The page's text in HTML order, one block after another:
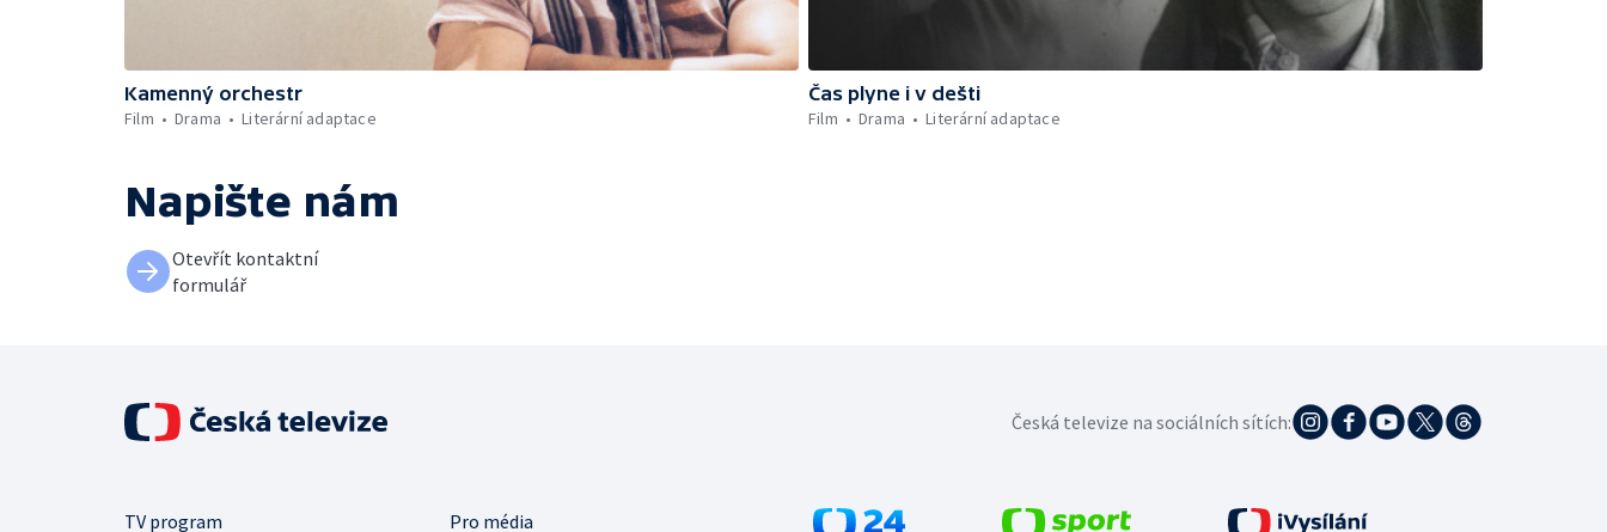
Kamenný orchestr
Film
Drama Literární adaptace
Čas plyne i v dešti
Film
Drama Literární adaptace
Napište nám
Otevřít kontaktní
formulář
TV program Pro média
Česká televize na sociálních sítích: